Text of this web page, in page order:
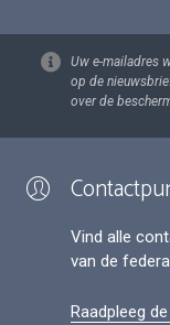
Uw e-mailadres
op de
over de
Vind alle
van de
Raadpleeg